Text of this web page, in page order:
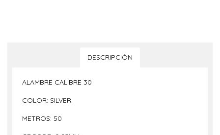
DESCRIPCIÓN
ALAMBRE CALIBRE 30
COLOR: SILVER
METROS: 50